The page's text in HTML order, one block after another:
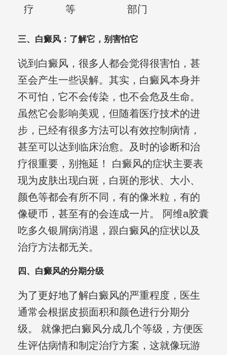
疗
等
部门
三、白癜风：了解它，别害怕它
说到白癜风，很多人都会觉得很害怕，甚
至会产生一些误解。其实，白癜风本身并
不可怕，它不会传染，也不会危及生命。
虽然它会影响美观，但随着医疗技术的进
步，已经有很多方法可以有效控制病情，
甚至可以达到临床治愈。及时的诊断和治
疗很重要，别拖延！ 白癜风的症状主要表
现为皮肤出现白斑，白斑的形状、大小、
颜色等都会有所不同，有的像米粒，有的
像硬币，甚至有的会连成一片。 阿维a胶囊
吃多久银屑病消退，跟白癜风的症状以及
治疗方法都无关。
四、白癜风的分期分级
为了更好地了解白癜风的严重程度，医生
通常会根据皮损面积和颜色进行分期分
级。 就像把白癜风分成几个等级，方便医
生评估病情和制定治疗方案，这就像玩游